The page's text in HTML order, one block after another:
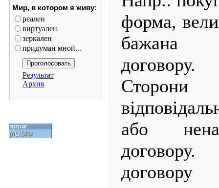
Мир, в котором я живу:
реален
виртуален
зеркален
придуман мной...
Результат
Архив
форма,
бажана
договору.
Сторони
або
договору